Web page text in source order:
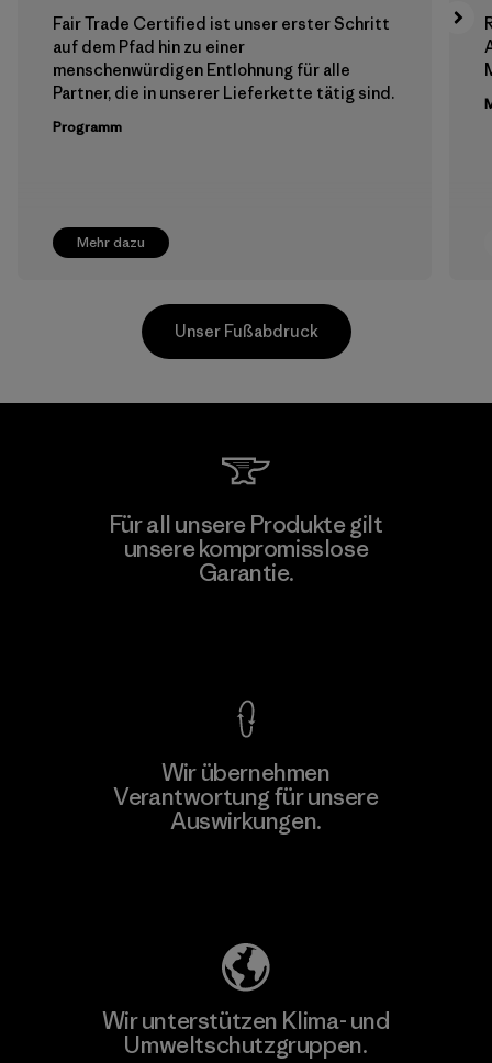
Mehr dazu
Fair Trade Certified ist unser erster Schritt
auf dem Pfad hin zu einer
menschenwürdigen Entlohnung für alle
Partner, die in unserer Lieferkette tätig sind.
Programm
Teijin Frontier Co., Ltd.
Material-supplier
Unser Fußabdruck
Für all unsere Produkte gilt
unsere kompromisslose
Garantie.
Wir übernehmen
Verantwortung für unsere
Auswirkungen.
Wir unterstützen Klima- und
Umweltschutzgruppen.